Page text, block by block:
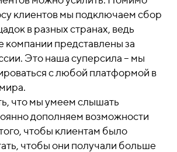
клиентов мы подключаем сбор
в разных странах, ведь
компании представлены за
Это наша суперсила – мы
с любой платформой в
что мы умеем слышать
дополняем возможности
чтобы клиентам было
чтобы они получали больше